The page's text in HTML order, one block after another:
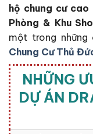
hộ chung cư
Phòng & Khu
một trong
Chung Cư Thủ
NHỮNG
DỰ ÁN